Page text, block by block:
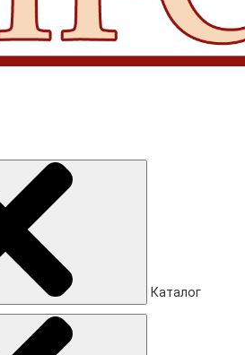
Каталог